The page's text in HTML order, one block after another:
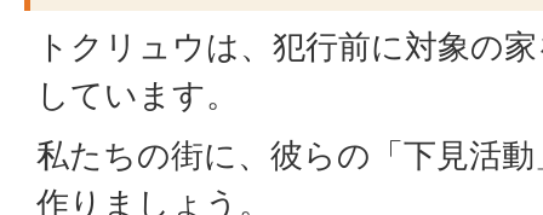
トクリュウは、犯行前に対象の
しています。
私たちの街に、彼らの「下見活
作りましょう。